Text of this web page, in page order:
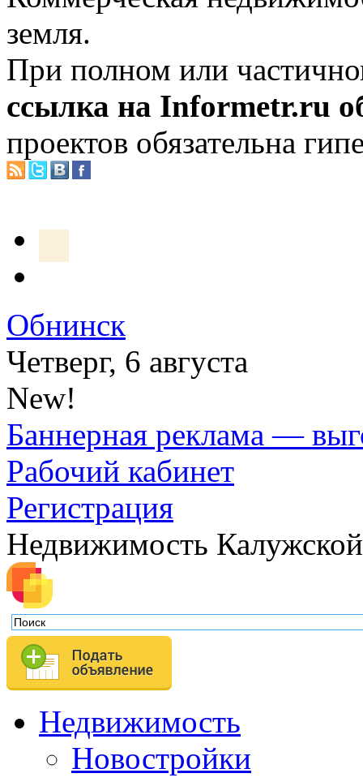
земля.
При полном или
ссылка на Informetr.ru
проектов обязательна
Обнинск
Четверг, 6 августа
New!
Баннерная реклама —
Рабочий кабинет
Регистрация
Недвижимость
Недвижимость
Новостройки